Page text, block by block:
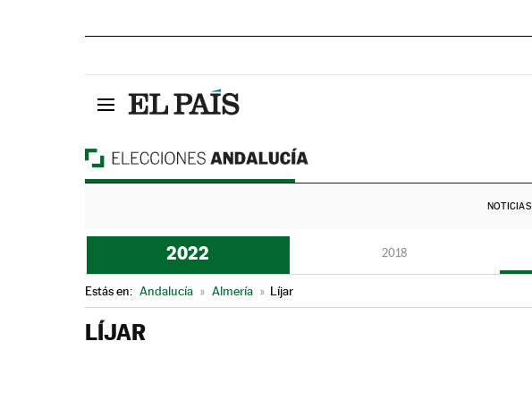
NOTICIAS
2022 2018
Estás en: Andalucía » Almería » Líjar
LÍJAR